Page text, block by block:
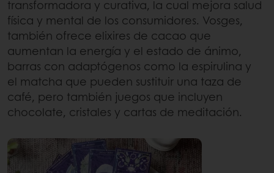
transformadora y curativa, la cual mejora salud
física y mental de los consumidores. Vosges,
también ofrece elixires de cacao que
aumentan la energía y el estado de ánimo,
barras con adaptógenos como la espirulina y
el matcha que pueden sustituir una taza de
café, pero también juegos que incluyen
chocolate, cristales y cartas de meditación.